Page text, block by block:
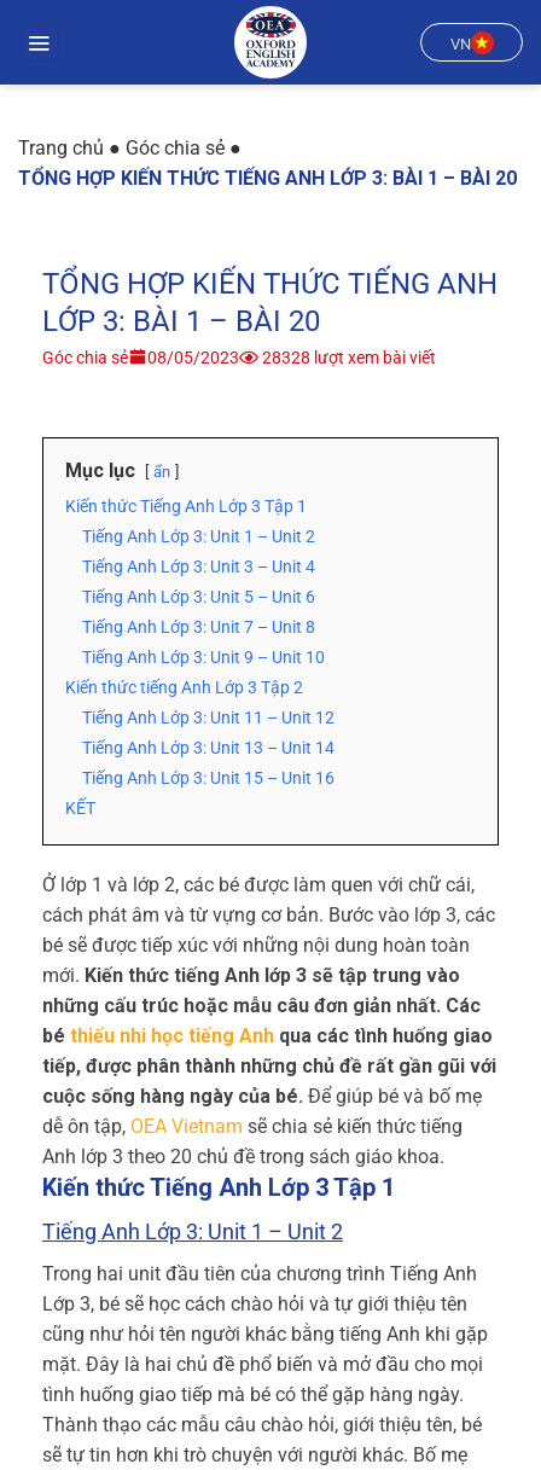
đến
VN
Trang chủ ● Góc chia sẻ ●
TỔNG HỢP KIẾN THỨC TIẾNG ANH LỚP 3: BÀI 1 – BÀI 20
TỔNG HỢP KIẾN THỨC TIẾNG ANH
LỚP 3: BÀI 1 – BÀI 20
Góc chia sẻ 08/05/2023 28328 lượt xem bài viết
Mục lục ẩn
Kiến thức Tiếng Anh Lớp 3 Tập 1
Tiếng Anh Lớp 3: Unit 1 – Unit 2
Tiếng Anh Lớp 3: Unit 3 – Unit 4
Tiếng Anh Lớp 3: Unit 5 – Unit 6
Tiếng Anh Lớp 3: Unit 7 – Unit 8
Tiếng Anh Lớp 3: Unit 9 – Unit 10
Kiến thức tiếng Anh Lớp 3 Tập 2
Tiếng Anh Lớp 3: Unit 11 – Unit 12
Tiếng Anh Lớp 3: Unit 13 – Unit 14
Tiếng Anh Lớp 3: Unit 15 – Unit 16
KẾT
Ở lớp 1 và lớp 2, các bé được làm quen với chữ cái,
cách phát âm và từ vựng cơ bản. Bước vào lớp 3, các
bé sẽ được tiếp xúc với những nội dung hoàn toàn
mới. Kiến thức tiếng Anh lớp 3 sẽ tập trung vào
những cấu trúc hoặc mẫu câu đơn giản nhất. Các
bé thiếu nhi học tiếng Anh qua các tình huống giao
tiếp, được phân thành những chủ đề rất gần gũi với
cuộc sống hàng ngày của bé. Để giúp bé và bố mẹ
dễ ôn tập, OEA Vietnam sẽ chia sẻ kiến thức tiếng
Anh lớp 3 theo 20 chủ đề trong sách giáo khoa.
Kiến thức Tiếng Anh Lớp 3 Tập 1
Tiếng Anh Lớp 3: Unit 1 – Unit 2
Trong hai unit đầu tiên của chương trình Tiếng Anh
Lớp 3, bé sẽ học cách chào hỏi và tự giới thiệu tên
cũng như hỏi tên người khác bằng tiếng Anh khi gặp
mặt. Đây là hai chủ đề phổ biến và mở đầu cho mọi
tình huống giao tiếp mà bé có thể gặp hàng ngày.
Thành thạo các mẫu câu chào hỏi, giới thiệu tên, bé
sẽ tự tin hơn khi trò chuyện với người khác. Bố mẹ